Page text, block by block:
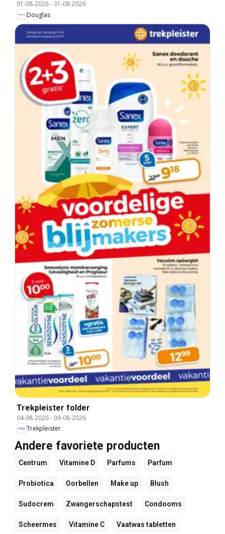
01-08-2026-31-08-2026
Douglas
Trekpleister folder
04-08-2026- 09-08-2026
Trekpleister
Andere favoriete producten
Centrum Vitamine D Parfums Parfum
Probiotica Oorbellen Make up Blush
Sudocrem Zwangerschapstest Condooms
Scheermes Vitamine C Vaatwas tabletten